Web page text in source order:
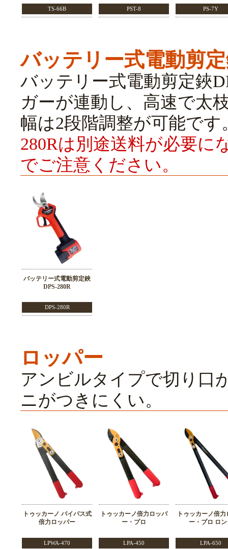
TS-66B PST-8 PS-7Y
バッテリー式電動剪
バッテリー式電動剪定鋏
ガーが連動し、高速で太
幅は2段階調整が可能です
280Rは別途送料が必要に
でご注意ください。
バッテリー式電動剪定鋏
DPS-280R
DPS-280R
ロッパー
アンビルタイプで切り口
ニがつきにくい。
トゥッカーノ バイパス式
倍力ロッパー
LPWA-470
トゥッカーノ倍力ロッパ
ー・プロ
LPA-450
トゥッカーノ倍
ー・プロ ロ
LPA-650